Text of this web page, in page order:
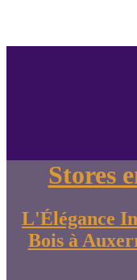
Stores
L'Élégance
Bois à